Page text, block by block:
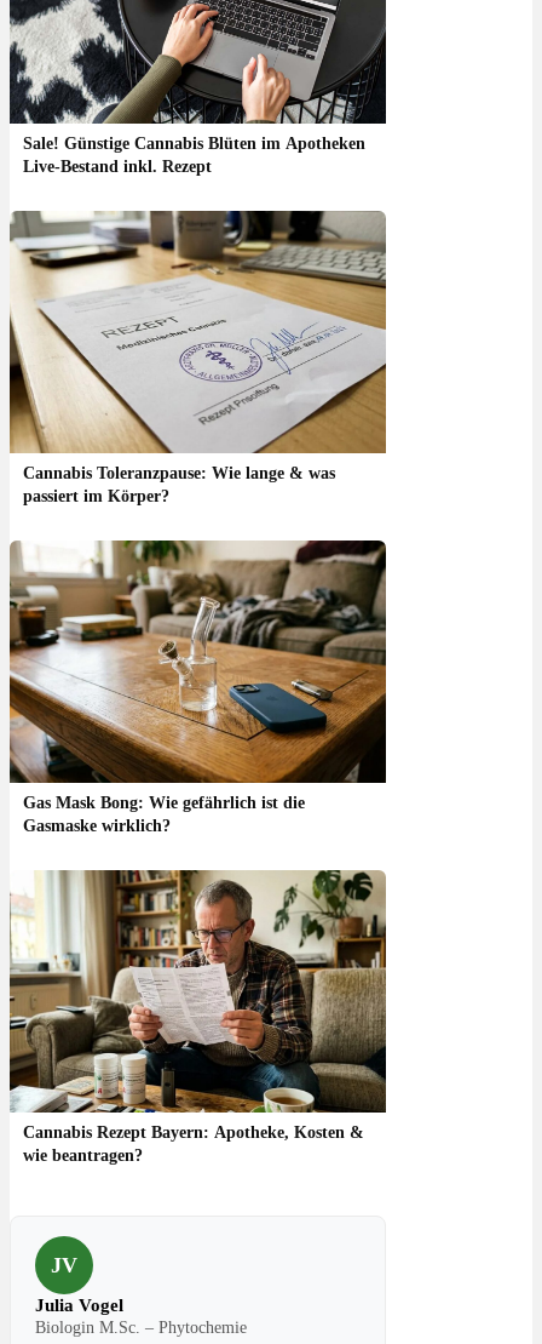
Sale! Günstige Cannabis Blüten im Apotheken
Live-Bestand inkl. Rezept
Cannabis Toleranzpause: Wie lange & was
passiert im Körper?
Gas Mask Bong: Wie gefährlich ist die
Gasmaske wirklich?
Cannabis Rezept Bayern: Apotheke, Kosten &
wie beantragen?
JV
Julia Vogel
Biologin M.Sc. – Phytochemie